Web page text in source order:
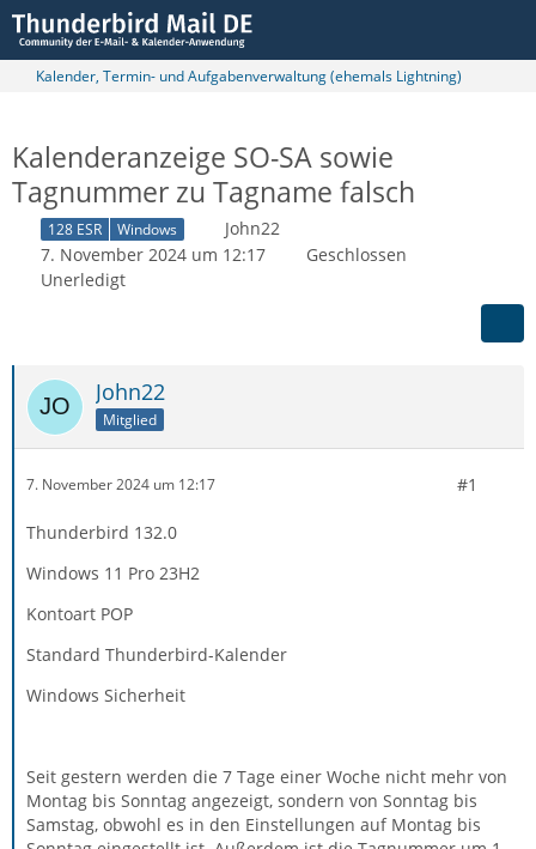
Kalender, Termin- und Aufgabenverwaltung (ehemals Lightning)
Kalenderanzeige SO-SA sowie
Tagnummer zu Tagname falsch
128 ESR Windows
John22
7. November 2024 um 12:17
Geschlossen
Unerledigt
John22
Mitglied
7. November 2024 um 12:17 #1
Thunderbird 132.0
Windows 11 Pro 23H2
Kontoart POP
Standard Thunderbird-Kalender
Windows Sicherheit
Seit gestern werden die 7 Tage einer Woche nicht mehr von
Montag bis Sonntag angezeigt, sondern von Sonntag bis
Samstag, obwohl es in den Einstellungen auf Montag bis